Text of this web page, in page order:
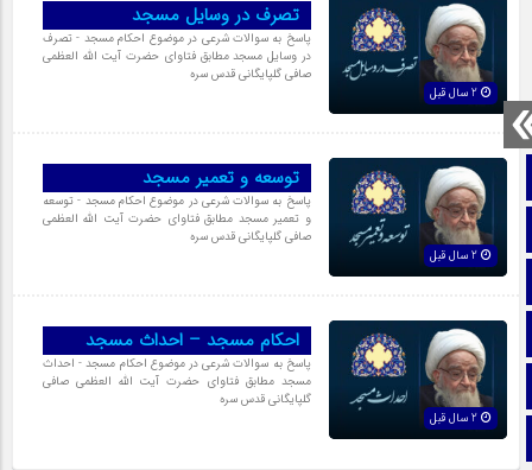
صفحه نخست
تماس با ما
اینستاگرام
تلگرام
تصرف در وسایل مسجد
پاسخ به سوالات شرعی در موضوع احکام مسجد - تصرف
در وسایل مسجد مطابق فتاوای حضرت آیت الله العظمی
صافی گلپایگانی قدس سره
توسعه و تعمیر مسجد
پاسخ به سوالات شرعی در موضوع احکام مسجد - توسعه
و تعمیر مسجد مطابق فتاوای حضرت آیت الله العظمی
صافی گلپایگانی قدس سره
احکام مسجد – احداث مسجد
پاسخ به سوالات شرعی در موضوع احکام مسجد - احداث
مسجد مطابق فتاوای حضرت آیت الله العظمی صافی
گلپایگانی قدس سره